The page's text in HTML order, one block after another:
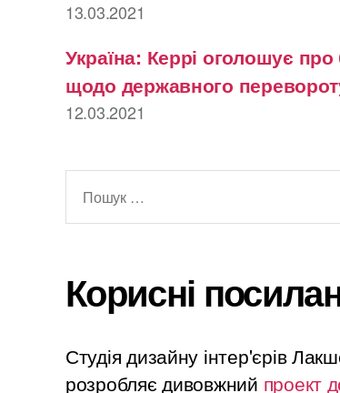
13.03.2021
Україна: Керрі оголошує
щодо державного
12.03.2021
Корисні
Студія дизайну інтер'єрів
розробляє дивовжний проект